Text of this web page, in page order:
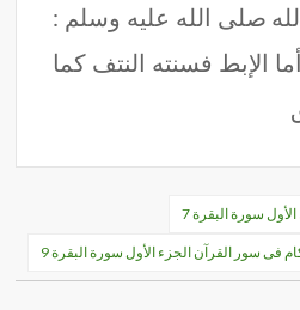
صلى الله عليه وسلم :
الإبط فسنته النتف كما
سورة البقرة 7
فى سور القرآن الجزء الأول سورة البقرة 9